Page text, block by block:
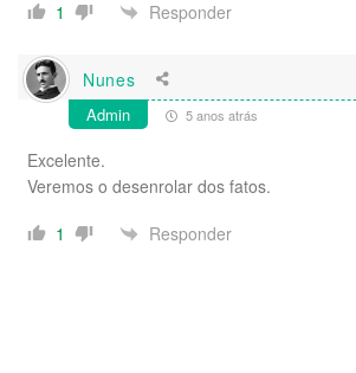
1 Responder
Nunes
Admin 5 anos atrás
Excelente.
Veremos o desenrolar dos fatos.
1
Responder